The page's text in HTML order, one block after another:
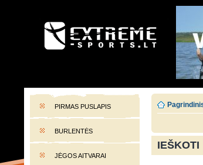
EXTREME-SPORTS.LT
PIRMAS PUSLAPIS
BURLENTĖS
JĖGOS AITVARAI
IEŠKOTI